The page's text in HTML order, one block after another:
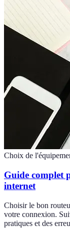
Choix de
Guide complet
internet
Choisir le bon
votre connexion.
pratiques et des